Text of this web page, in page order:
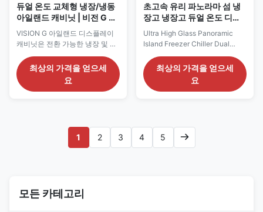
듀얼 온도 교체형 냉장/냉동
아일랜드 캐비닛 | 비전 G 표
준 높이 슬라이딩 유리 쇼케
이스
VISION G 아일랜드 디스플레이
캐비닛은 전환 가능한 냉장 및 냉
는 계절에 따라 상품을 유연하게
조정할 수 있습니다. 표준 높이 슬
라이딩 유리 상판과 내부 LED 조
최상의 가격을 얻으세
요
초고속 유리 파노라마 섬 냉
장고 냉장고 듀얼 온도 디스
플레이 캐비닛 냉장고
Ultra High Glass Panoramic
Island Freezer Chiller Dual
Freezer VISION P is a
panoramic island freezer and
chiller designed for
fog glass provide clear product
visibility from ...
최상의 가격을 얻으세
요
1 2 3 4 5
모든 카테고리